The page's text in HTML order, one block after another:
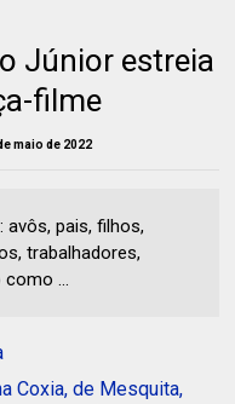
Júnior estreia
filme
maio de 2022
avôs, pais, filhos,
trabalhadores,
...
Coxia, de Mesquita,